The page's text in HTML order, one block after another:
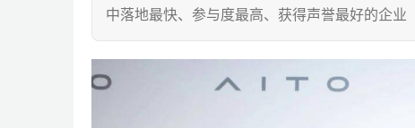
中落地最快、参与度最高、获得声誉最好的企业